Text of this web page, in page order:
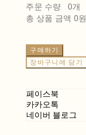
주문 수량
0개
총 상품 금액 0원
구매하기
장바구니에 담기
페이스북
카카오톡
네이버 블로그